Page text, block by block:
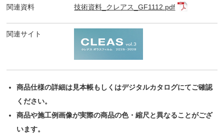
関連資料 技術資料_クレアス_GF1112.pdf
関連サイト
商品仕様の詳細は見本帳もしくはデジタルカタログにてご確認
ください。
商品や施工例画像が実際の商品の色・縮尺と異なることがござ
います。